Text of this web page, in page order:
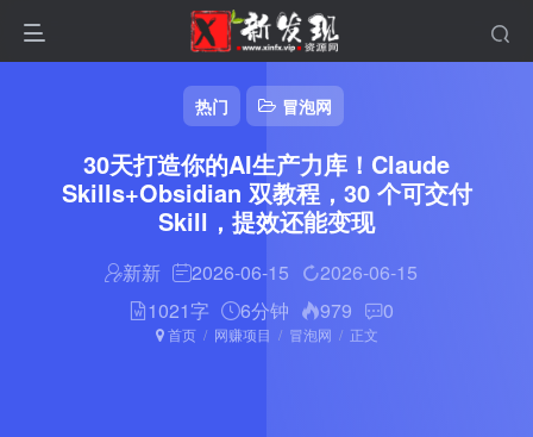
热门 冒泡网
30天打造你的AI生产力库！Claude
Skills+Obsidian 双教程，30 个可交付
Skill，提效还能变现
新新 2026-06-15
2026-06-15
1021字
6分钟 979 0
首页 网赚项目 冒泡网 正文